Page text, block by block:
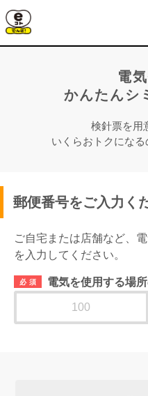
電
かんたんシ
検針票を用
いくらおトクにな
郵便番号をご入力く
ご自宅または店舗など、
を入力してください。
必須 電気を使用する場